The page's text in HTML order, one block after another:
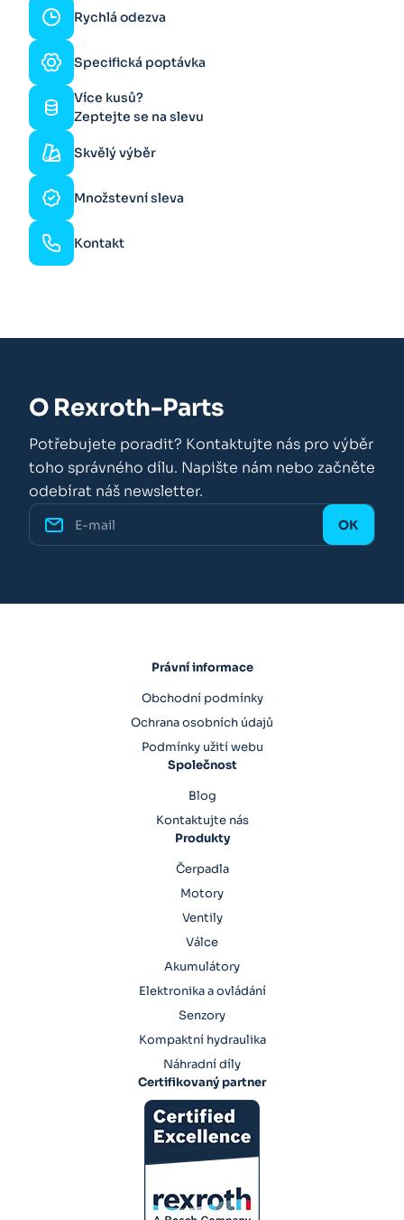
Rychlá odezva
Specifická poptávka
Více kusů?
Zeptejte se na slevu
Skvělý výběr
Množstevní sleva
Kontakt
O Rexroth-Parts
Potřebujete poradit? Kontaktujte nás pro výběr
toho správného dílu. Napište nám nebo začněte
odebírat náš newsletter.
Právní informace
Obchodní podmínky
Ochrana osobních údajů
Podmínky užití webu
Společnost
Blog
Kontaktujte nás
Produkty
Čerpadla
Motory
Ventily
Válce
Akumulátory
Elektronika a ovládání
Senzory
Kompaktní hydraulika
Náhradní díly
Certifikovaný partner